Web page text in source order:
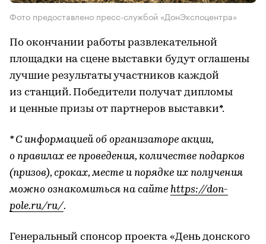
Фото предоставлено пресс-службой «ДонЭкспоцентра»
По окончании работы развлекательной
площадки на сцене выставки будут оглашены
лучшие результаты участников каждой
из станций. Победители получат дипломы
и ценные призы от партнеров выставки*.
* С информацией об организаторе акции,
о правилах ее проведения, количестве подарков
(призов), сроках, месте и порядке их получения
можно ознакомиться на сайте https://don-
pole.ru/ru/.
Генеральный спонсор проекта «День донского